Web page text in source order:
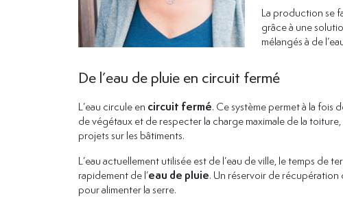
La production se
grâce à une
mélangés à de
De l’eau de pluie en circuit fermé
L’eau circule en circuit fermé. Ce système permet à la fois
de végétaux et de respecter la charge maximale de la
projets sur les bâtiments.
L’eau actuellement utilisée est de l’eau de ville, le temps de
rapidement de l’eau de pluie. Un réservoir de récupération
pour alimenter la serre.